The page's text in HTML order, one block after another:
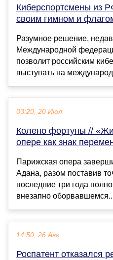
Киберспортсмены из
своим гимном и
Разумное решение,
Международной
позволит российским
выступать на
03:20, 20 Июл
Колено фортуны //
опере как знак
Парижская опера
Адана, разом поставив
последние три года
внезапно
14:50, 26 Авг
Роспатент отказался